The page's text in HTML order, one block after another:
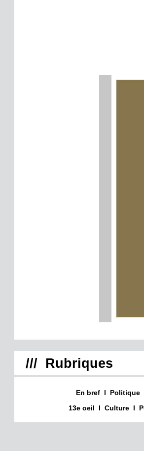
/// Rubriques
En bref I Politique
13e oeil
I Culture I